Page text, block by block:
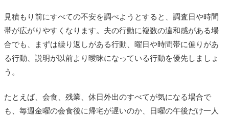
見積もり前にすべての不安を調べようとすると、調査日や時間
帯が広がりやすくなります。夫の行動に複数の違和感がある場
合でも、まずは繰り返しがある行動、曜日や時間帯に偏りがあ
る行動、説明が以前より曖昧になっている行動を優先しましょ
う。
たとえば、会食、残業、休日外出のすべてが気になる場合で
も、毎週金曜の会食後に帰宅が遅いのか、日曜の午後だけ一人